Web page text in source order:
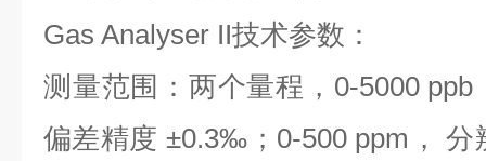
Gas Analyser II技术参数：
测量范围：两个量程，0-5000
偏差精度 ±0.3‰；0-500 ppm， 分